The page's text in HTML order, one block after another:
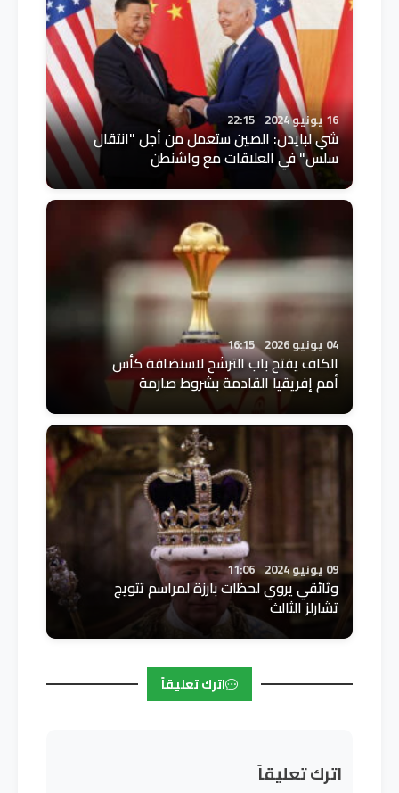
16 يونيو 2024 22:15
شي لبايدن: الصين ستعمل من أجل "انتقال
سلس" في العلاقات مع واشنطن
04 يونيو 2026 16:15
الكاف يفتح باب الترشح لاستضافة كأس
أمم إفريقيا القادمة بشروط صارمة
09 يونيو 2024 11:06
وثائقي يروي لحظات بارزة لمراسم تتويج
تشارلز الثالث
اترك تعليقاً
اترك تعليقاً